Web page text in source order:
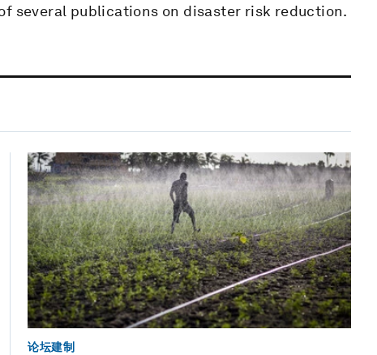
several publications on disaster risk reduction.
论坛建制